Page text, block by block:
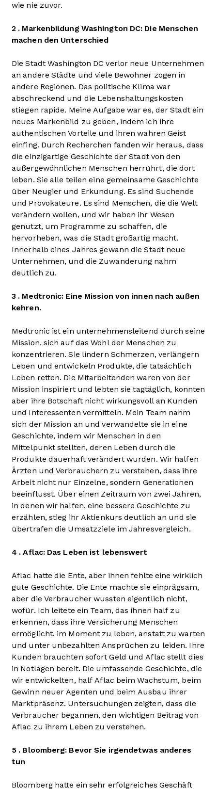
wie nie zuvor.
2 . Markenbildung Washington DC: Die Menschen
machen den Unterschied
Die Stadt Washington DC verlor neue Unternehmen
an andere Städte und viele Bewohner zogen in
andere Regionen. Das politische Klima war
abschreckend und die Lebenshaltungskosten
stiegen rapide. Meine Aufgabe war es, der Stadt ein
neues Markenbild zu geben, indem ich ihre
authentischen Vorteile und ihren wahren Geist
einfing. Durch Recherchen fanden wir heraus, dass
die einzigartige Geschichte der Stadt von den
außergewöhnlichen Menschen herrührt, die dort
leben. Sie alle teilen eine gemeinsame Geschichte
über Neugier und Erkundung. Es sind Suchende
und Provokateure. Es sind Menschen, die die Welt
verändern wollen, und wir haben ihr Wesen
genutzt, um Programme zu schaffen, die
hervorheben, was die Stadt großartig macht.
Innerhalb eines Jahres gewann die Stadt neue
Unternehmen, und die Zuwanderung nahm
deutlich zu.
3 . Medtronic: Eine Mission von innen nach außen
kehren.
Medtronic ist ein unternehmensleitend durch seine
Mission, sich auf das Wohl der Menschen zu
konzentrieren. Sie lindern Schmerzen, verlängern
Leben und entwickeln Produkte, die tatsächlich
Leben retten. Die Mitarbeitenden waren von der
Mission inspiriert und lebten sie tagtäglich, konnten
aber ihre Botschaft nicht wirkungsvoll an Kunden
und Interessenten vermitteln. Mein Team nahm
sich der Mission an und verwandelte sie in eine
Geschichte, indem wir Menschen in den
Mittelpunkt stellten, deren Leben durch die
Produkte dauerhaft verändert wurden. Wir halfen
Ärzten und Verbrauchern zu verstehen, dass ihre
Arbeit nicht nur Einzelne, sondern Generationen
beeinflusst. Über einen Zeitraum von zwei Jahren,
in denen wir halfen, eine bessere Geschichte zu
erzählen, stieg ihr Aktienkurs deutlich an und sie
übertrafen die Umsatzziele im Jahresvergleich.
4 . Aflac: Das Leben ist lebenswert
Aflac hatte die Ente, aber ihnen fehlte eine wirklich
gute Geschichte. Die Ente machte sie einprägsam,
aber die Verbraucher wussten eigentlich nicht,
wofür. Ich leitete ein Team, das ihnen half zu
erkennen, dass ihre Versicherung Menschen
ermöglicht, im Moment zu leben, anstatt zu warten
und unter unbezahlten Ansprüchen zu leiden. Ihre
Kunden brauchten sofort Geld und Aflac stellt dies
in Notlagen bereit. Die umfassende Geschichte, die
wir entwickelten, half Aflac beim Wachstum, beim
Gewinn neuer Agenten und beim Ausbau ihrer
Marktpräsenz. Untersuchungen zeigten, dass die
Verbraucher begannen, den wichtigen Beitrag von
Aflac zu ihrem Leben zu verstehen.
5 . Bloomberg: Bevor Sie irgendetwas anderes
tun
Bloomberg hatte ein sehr erfolgreiches Geschäft